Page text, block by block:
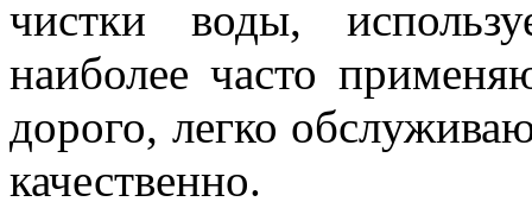
чистки воды,
наиболее часто
дорого, легко
качественно.